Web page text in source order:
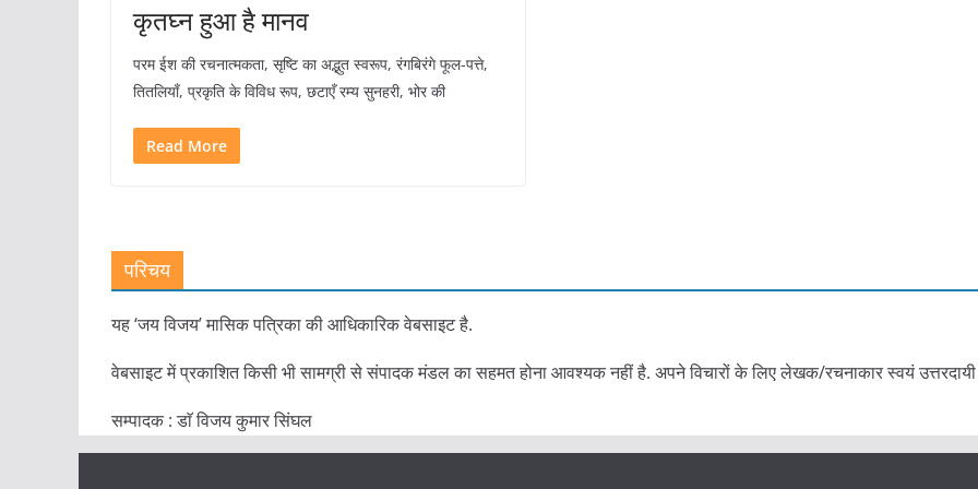
कृतघ्न हुआ है मानव
परम ईश की रचनात्मकता, सृष्टि का अद्भुत स्वरूप, रंगबिरंगे फूल-पत्ते,
तितलियाँ, प्रकृति के विविध रूप, छटाएँ रम्य सुनहरी, भोर की
Read More
परिचय
यह ‘जय विजय’ मासिक पत्रिका की आधिकारिक वेबसाइट है.
वेबसाइट में प्रकाशित किसी भी सामग्री से संपादक मंडल का सहमत होना आवश्यक नहीं है. अपने विचारों के लिए लेखक/रचनाकार स्वयं
सम्पादक : डाॅ विजय कुमार सिंघल